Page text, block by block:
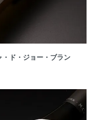
ド・ジョー・ブラン